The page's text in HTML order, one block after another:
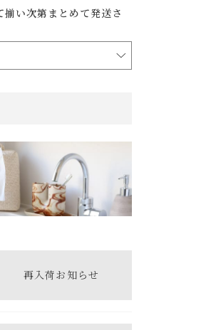
い次第まとめて発送さ
再入荷お知らせ